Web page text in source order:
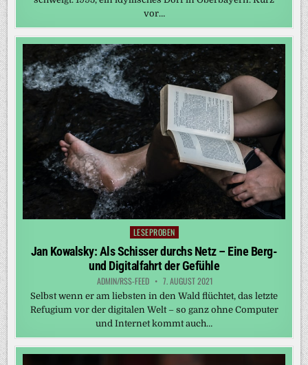
vor…
Posted
in
LESEPROBEN
Jan Kowalsky: Als Schisser durchs Netz – Eine Berg-
und Digitalfahrt der Gefühle
ADMIN/RSS-FEED 7. AUGUST 2021
Selbst wenn er am liebsten in den Wald flüchtet, das letzte
Refugium vor der digitalen Welt – so ganz ohne Computer
und Internet kommt auch…